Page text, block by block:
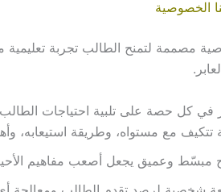
الخصوصية
مصممة لتمنح الطالب تجربة تعليمية
في كل حصة على تلبية احتياجات
تتكيف مع مستواه، وطريقة استيعابه،
مبسّط وعميق يجعل أصعب مفاهيم